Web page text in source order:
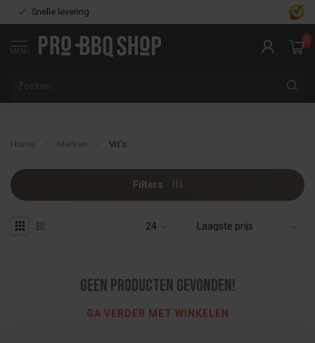
Snelle levering
MENU
0
Home Merken Vit's
Filters
Geen producten gevonden!
GA VERDER MET WINKELEN